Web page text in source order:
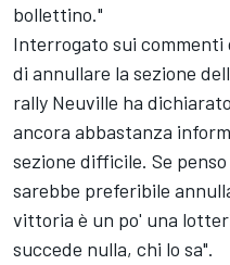
bollettino."
Interrogato sui commenti
di annullare la sezione
rally Neuville ha
ancora abbastanza
sezione difficile. Se
sarebbe preferibile
vittoria è un po' una
succede nulla, chi lo sa".